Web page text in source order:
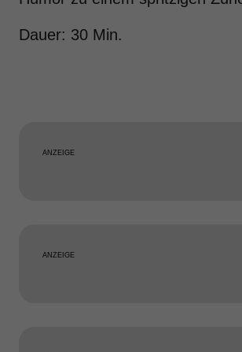
Dauer: 30 Min.
ANZEIGE
ANZEIGE